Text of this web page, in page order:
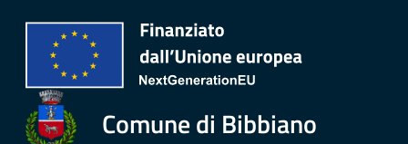
Comune di Bibbiano